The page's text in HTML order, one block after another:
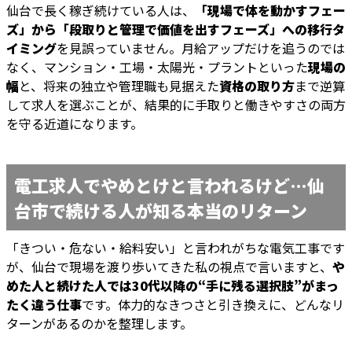
仙台で長く稼ぎ続けている人は、
「現場で体を動かすフェー
ズ」から「段取りと管理で価値を出すフェーズ」への移行タ
イミングを見誤っていません。月給アップだけを追うのでは
なく、マンション・工場・太陽光・プラントといった現場の
幅と、将来の独立や管理職も見据えた資格の取り方まで逆算
して求人を選ぶことが、結果的に手取りと働きやすさの両方
を守る近道になります。
電工求人でやめとけと言われるけど…仙
台市で続ける人が知る本当のリターン
「きつい・危ない・給料安い」と言われがちな電気工事です
が、仙台で現場を渡り歩いてきた私の視点で言いますと、 や
めた人と続けた人では30代以降の“手に残る選択肢”がまっ
たく違う仕事です。体力的なきつさと引き換えに、どんなリ
ターンがあるのかを整理します。